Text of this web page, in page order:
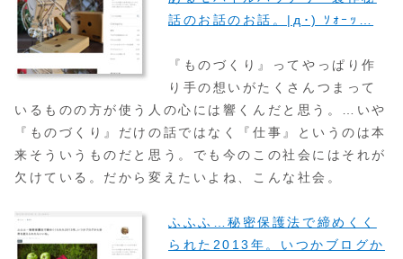
話のお話のお話。|д･) ｿｫｰｯ…
『ものづくり』ってやっぱり作
り手の想いがたくさんつまって
いるものの方が使う人の心には響くんだと思う。…いや
『ものづくり』だけの話ではなく『仕事』というのは本
来そういうものだと思う。でも今のこの社会にはそれが
欠けている。だから変えたいよね、こんな社会。
ふふふ…秘密保護法で締めくく
られた2013年。いつかブログか